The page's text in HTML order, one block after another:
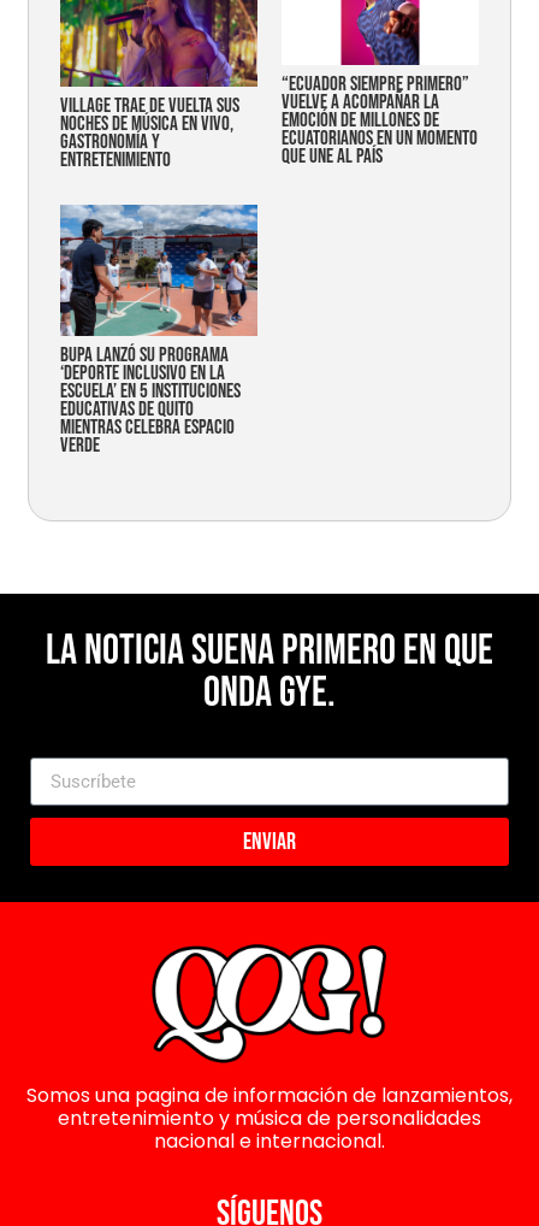
Village trae de vuelta sus
noches de música en vivo,
gastronomía y
entretenimiento
“Ecuador siempre primero”
vuelve a acompañar la
emoción de millones de
ecuatorianos en un momento
que une al país
Bupa lanzó su programa
‘Deporte Inclusivo en la
Escuela’ en 5 instituciones
educativas de Quito
mientras celebra espacio
verde
La noticia suena primero en Que
Onda Gye.
Enviar
Somos una pagina de información de lanzamientos,
entretenimiento y música de personalidades
nacional e internacional.
SÍGUENOS